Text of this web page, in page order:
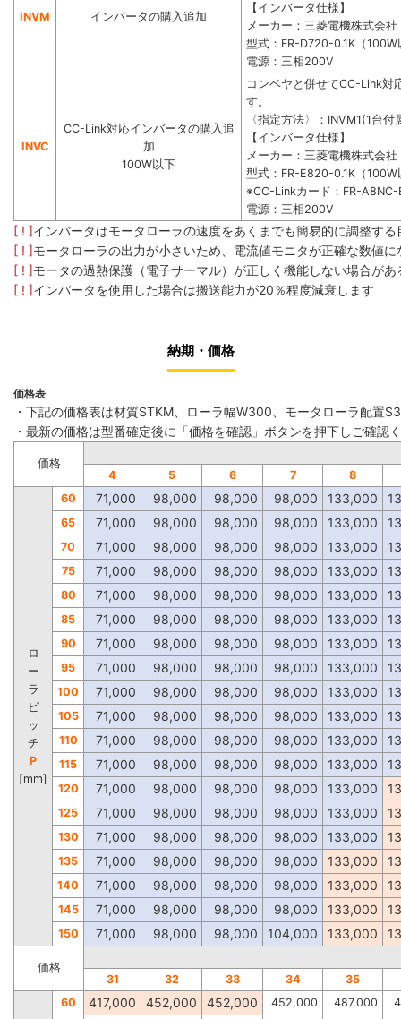
INVM インバータの購入追加
【インバータ仕様】
メーカー：三菱電機株式会社
型式：FR-D720-0.1K（100W
電源：三相200V
INVC
CC-Link対応インバータの購入追
加
100W以下
コンベヤと併せてCC-Link対
す。
〈指定方法〉：INVM1(1台
【インバータ仕様】
メーカー：三菱電機株式会社
型式：FR-E820-0.1K（100W
※CC-Linkカード：FR-A8NC-
電源：三相200V
[ ! ]インバータはモータローラの速度をあくまでも簡易的に調整す
[ ! ]モータローラの出力が小さいため、電流値モニタが正確な数値
[ ! ]モータの過熱保護（電子サーマル）が正しく機能しない場合が
[ ! ]インバータを使用した場合は搬送能力が20％程度減衰します
納期・価格
価格表
・下記の価格表は材質STKM、ローラ幅W300、モータローラ配置
・最新の価格は型番確定後に「価格を確認」ボタンを押下しご確認
価格
4
5 6 7 8
ロ
ー
ラ
ピ
ッ
チ
P
[mm]
60 71,000 98,000 98,000 98,000 133,000
65 71,000 98,000 98,000 98,000 133,000
70 71,000 98,000 98,000 98,000 133,000
75 71,000 98,000 98,000 98,000 133,000
80 71,000 98,000 98,000 98,000 133,000
85 71,000 98,000 98,000 98,000 133,000
90 71,000 98,000 98,000 98,000 133,000
95 71,000 98,000 98,000 98,000 133,000
100 71,000 98,000 98,000 98,000 133,000
105 71,000 98,000 98,000 98,000 133,000
110 71,000 98,000 98,000 98,000 133,000
115 71,000 98,000 98,000 98,000 133,000
120 71,000 98,000 98,000 98,000 133,000
125 71,000 98,000 98,000 98,000 133,000
130 71,000 98,000 98,000 98,000 133,000
135 71,000 98,000 98,000 98,000 133,000
140 71,000 98,000 98,000 98,000 133,000
145 71,000 98,000 98,000 98,000 133,000
150 71,000 98,000 98,000 104,000 133,000
価格
31
32 33 34 35
60 417,000 452,000 452,000 452,000 487,000